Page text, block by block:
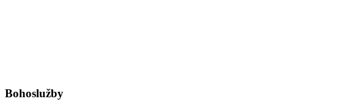
Bohoslužby